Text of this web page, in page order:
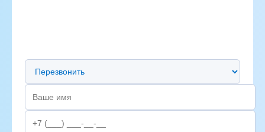
Предпочтительный способ связи